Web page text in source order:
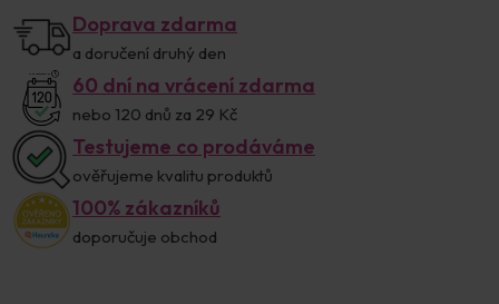
Doprava zdarma
a doručení druhý den
60 dní na vrácení zdarma
nebo 120 dnů za 29 Kč
Testujeme co prodáváme
ověřujeme kvalitu produktů
100% zákazníků
doporučuje obchod